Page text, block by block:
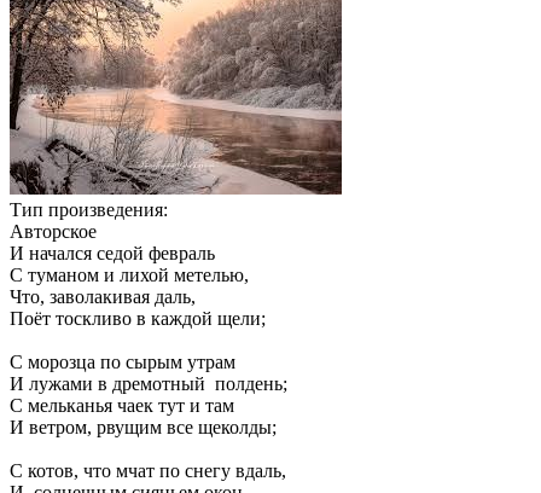
Тип произведения:
Авторское
И начался седой февраль
С туманом и лихой метелью,
Что, заволакивая даль,
Поёт тоскливо в каждой щели;
С морозца по сырым утрам
И лужами в дремотный полдень;
С мельканья чаек тут и там
И ветром, рвущим все щеколды;
С котов, что мчат по снегу вдаль,